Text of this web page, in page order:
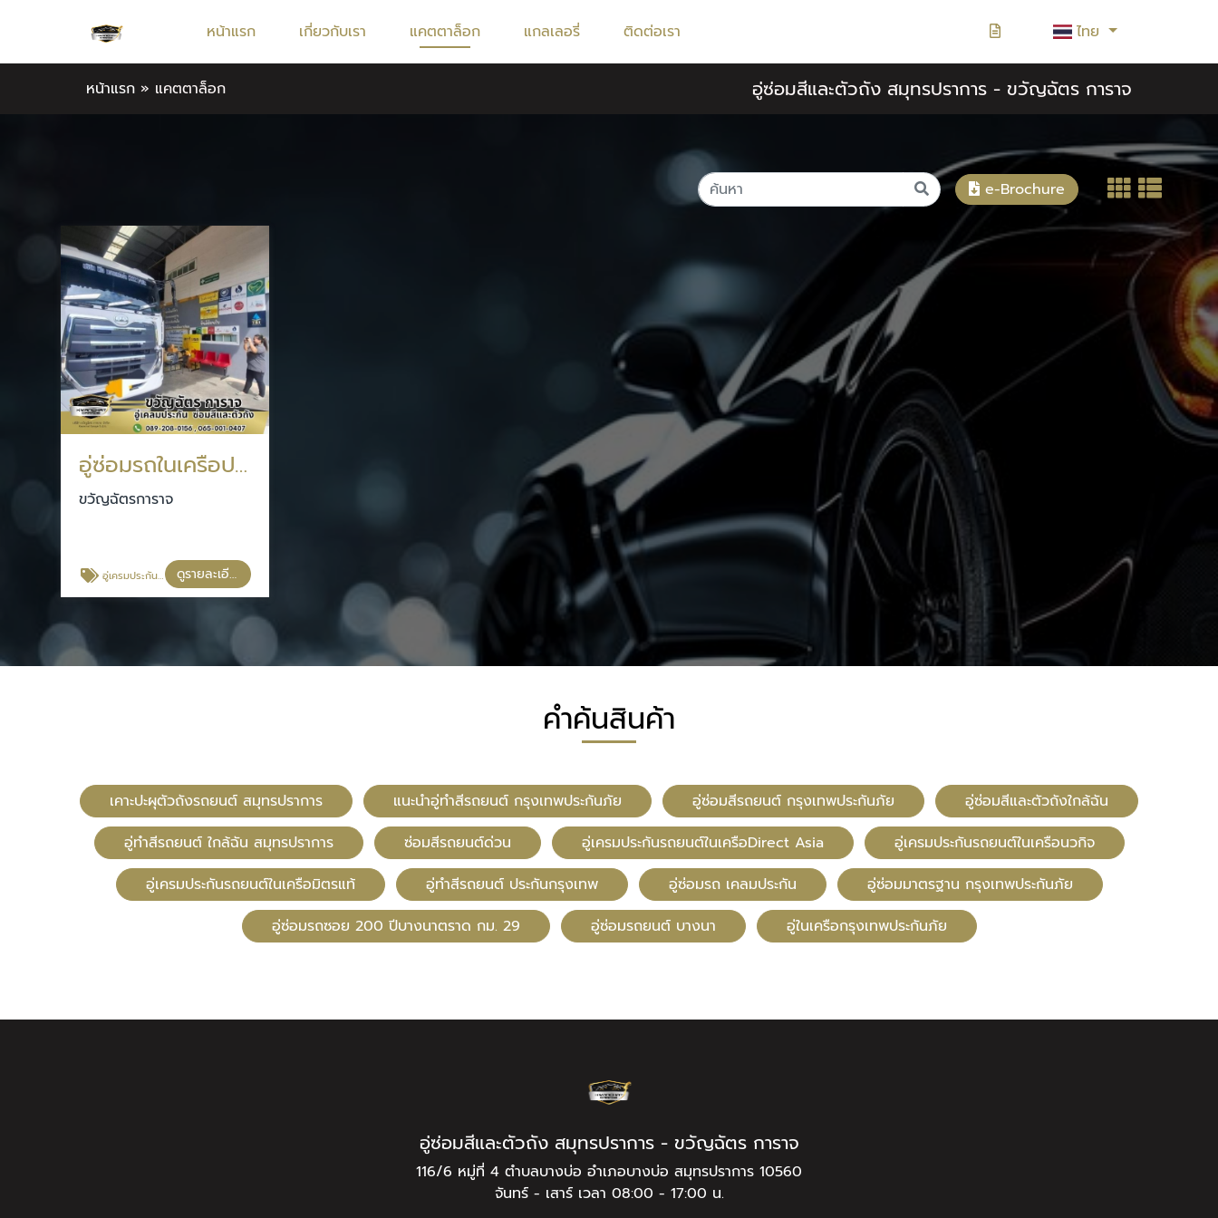
หน้าแรก เกี่ยวกับเรา แคตตาล็อก แกลเลอรี่ ติดต่อเรา ไทย
หน้าแรก » แคตตาล็อก อู่ซ่อมสีและตัวถัง สมุทรปราการ - ขวัญฉัตร การาจ
e-Brochure
อู่ซ่อมรถในเครือประกันรู้ใจ
ขวัญฉัตรการาจ
อู่เครมประกันรถยนต์ในเครือDirect Asia ดูรายละเอียด
คำค้นสินค้า
เคาะปะผุตัวถังรถยนต์ สมุทรปราการ แนะนำอู่ทำสีรถยนต์ กรุงเทพประกันภัย อู่ซ่อมสีรถยนต์ กรุงเทพประกันภัย
อู่ซ่อมสีและตัวถังใกล้ฉัน
อู่ทําสีรถยนต์ ใกล้ฉัน สมุทรปราการ
ซ่อมสีรถยนต์ด่วน อู่เครมประกันรถยนต์ในเครือDirect Asia
อู่เครมประกันรถยนต์ในเครือนวกิจ
อู่เครมประกันรถยนต์ในเครือมิตรแท้
อู่ทําสีรถยนต์ ประกันกรุงเทพ อู่ซ่อมรถ เคลมประกัน
อู่ซ่อมมาตรฐาน กรุงเทพประกันภัย
อู่ซ่อมรถซอย 200 ปีบางนาตราด กม. 29
อู่ซ่อมรถยนต์ บางนา อู่ในเครือกรุงเทพประกันภัย
อู่ซ่อมสีและตัวถัง สมุทรปราการ - ขวัญฉัตร การาจ
116/6 หมู่ที่ 4 ตำบลบางบ่อ อำเภอบางบ่อ สมุทรปราการ 10560
จันทร์ - เสาร์ เวลา 08:00 - 17:00 น.